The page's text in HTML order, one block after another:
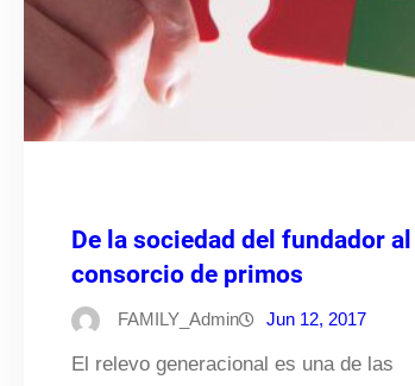
De la sociedad del fundador al
consorcio de primos
FAMILY_Admin Jun 12, 2017
El relevo generacional es una de las